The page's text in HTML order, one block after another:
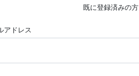
既に登録済みの方
アドレス